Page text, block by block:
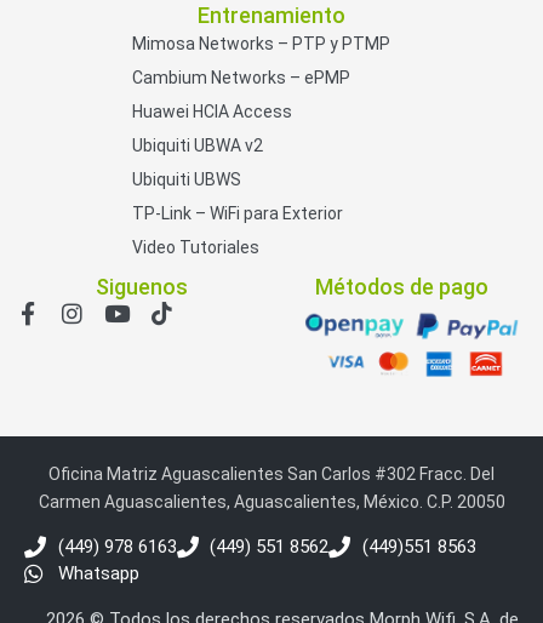
Entrenamiento
Mimosa Networks – PTP y PTMP
Cambium Networks – ePMP
Huawei HCIA Access
Ubiquiti UBWA v2
Ubiquiti UBWS
TP-Link – WiFi para Exterior
Video Tutoriales
Siguenos Métodos de pago
Oficina Matriz Aguascalientes San Carlos #302 Fracc. Del
Carmen Aguascalientes, Aguascalientes, México. C.P. 20050
(449) 978 6163 (449) 551 8562
(449)551 8563
Whatsapp